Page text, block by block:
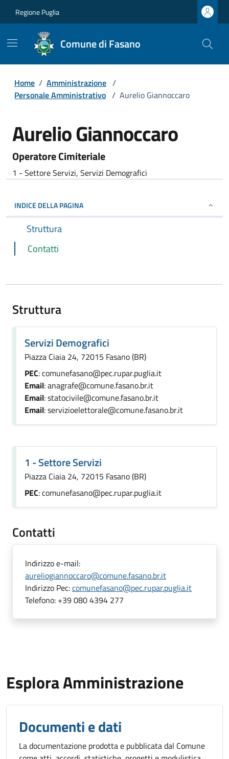
Regione Puglia
Comune di Fasano
Home / Amministrazione /
Personale Amministrativo / Aurelio Giannoccaro
Aurelio Giannoccaro
Operatore Cimiteriale
1 - Settore Servizi, Servizi Demografici
INDICE DELLA PAGINA
Struttura
Contatti
Struttura
Servizi Demografici
Piazza Ciaia 24, 72015 Fasano (BR)
PEC: comunefasano@pec.rupar.puglia.it
Email: anagrafe@comune.fasano.br.it
Email: statocivile@comune.fasano.br.it
Email: servizioelettorale@comune.fasano.br.it
1 - Settore Servizi
Piazza Ciaia 24, 72015 Fasano (BR)
PEC: comunefasano@pec.rupar.puglia.it
Contatti
Indirizzo e-mail:
aureliogiannoccaro@comune.fasano.br.it
Indirizzo Pec:comunefasano@pec.rupar.puglia.it
Telefono: +39 080 4394 277
Esplora Amministrazione
Documenti e dati
La documentazione prodotta e pubblicata dal Comune